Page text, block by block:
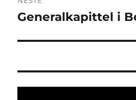
Neste
Generalkapittel i